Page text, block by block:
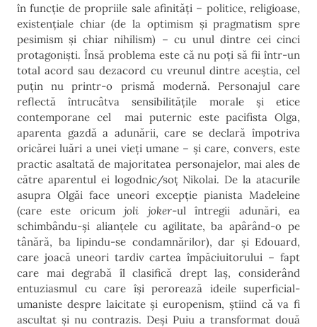
în funcție de propriile sale afinități – politice, religioase,
existențiale chiar (de la optimism și pragmatism spre
pesimism și chiar nihilism) – cu unul dintre cei cinci
protagoniști. Însă problema este că nu poți să fii într-un
total acord sau dezacord cu vreunul dintre aceștia, cel
puțin nu printr-o prismă modernă. Personajul care
reflectă întrucâtva sensibilitățile morale și etice
contemporane cel mai puternic este pacifista Olga,
aparenta gazdă a adunării, care se declară împotriva
oricărei luări a unei vieți umane – și care, convers, este
practic asaltată de majoritatea personajelor, mai ales de
către aparentul ei logodnic/soț Nikolai. De la atacurile
asupra Olgăi face uneori excepție pianista Madeleine
(care este oricumjoli joker-ul întregii adunări, ea
schimbându-și alianțele cu agilitate, ba apârând-o pe
tânără, ba lipindu-se condamnărilor), dar și Edouard,
care joacă uneori tardiv cartea împăciuitorului – fapt
care mai degrabă îl clasifică drept laș, considerând
entuziasmul cu care își perorează ideile superficial-
umaniste despre laicitate și europenism, știind că va fi
ascultat și nu contrazis. Deși Puiu a transformat două